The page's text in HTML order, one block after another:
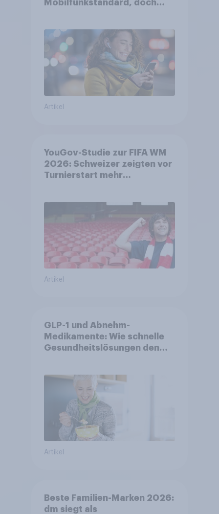
Mobilfunkstandard, doch
Artikel
YouGov-Studie zur FIFA WM
2026: Schweizer zeigten vor
Turnierstart mehr
Artikel
GLP-1 und Abnehm-
Medikamente: Wie schnelle
Gesundheitslösungen den
Artikel
Beste Familien-Marken 2026:
dm siegt als